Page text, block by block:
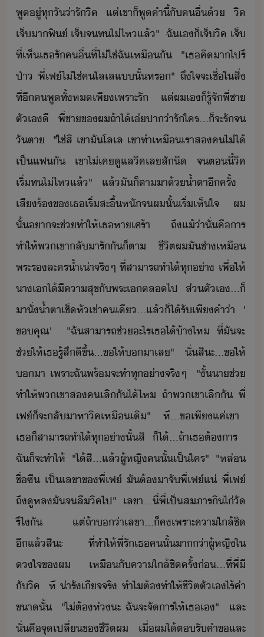
พู​ู่​ทุั​่า​รั​ิค​ ​แต่​เขา​็​พู​คำ​ี้​ั​คื่​้​ ​ิค​
เจ็​า​ฟิ​์​ ​เจ็​จ​ทไ่ไห​แล้​"​ ​ ​ฉั​เ​็​เจ็​ิค​ ​เจ็​
ที่​เห็​เธ​รั​คื่​ที่​ไ่ใช่​ฉั​เหืั​ ​ ​"​เธ​คิา​ไปรึ​
ป่า​ ​พี่​เฟ​์​ไ่ใช่​ค​โลเล​แ​ั้​หร​"​ ​ถึใจ​จะ​เชื่​ใ​สิ่​
ที่​ี​คพู​ทั้ห​เพี​เพราะ​รั​ ​แต่​ผ​เ​็​รู้จั​พี่ชา​
ตัเ​ี​ ​พี่ชา​ข​ผ​ถ้า​ไ้​เ่ปา​่า​รั​ใคร​...​็​จะ​รั​จ​
ั​ตา​ ​ ​"​ใช่​สิ​ ​เขา​ั​โลเล​ ​เขา​ทำ​เหื​เรา​ส​ค​ไ่ไ้​
เป็​แฟ​ั​ ​เขา​ไ่เค​ูแล​ิค​เล​สัิ​ ​จ​ตี้​ิค​
เริ่​ทไ่ไห​แล้​"​ ​แล้​ั​็ตา​า​้​​้ำ​ตา​ีครั้​ ​
เสีร้​ข​เธ​เริ่​สะื้​หั​จ​ผ​ั้​เริ่​เห็ใจ​ ​ผ​
ั้​า​จะ​ช่​ทำให้​เธ​หา​เศร้า​ ​ถึแ้่า​ั่​คื​าร​
ทำให้​พเขา​ลัา​รั​ั​็ตา​ ​ ​ชีิต​ผ​ั​ช่า​เหื​
พระร​ละคร้ำเ่า​จริๆ​ ​ที่สาา​รถ​ทำไ้​ทุ่า​ ​เพื่ให้​
าเ​ไ้​ีคาสุข​ั​พระเ​ตลไป​ ​ส่ตั​เ​...​็​
าั​่​้ำตาเช็หัเข่า​คเี​...​แล้็​ไ้รั​เพี​คำ​่า​ ​'​
ขคุณ​'​ ​ ​"​ฉั​สาารถ​ช่​ะไร​เธ​ไ้​้า​ไห​ ​ที่​ั​จะ​
ช่​ให้​เธ​รู้สึ​ีขึ้​...​ขให้​​า​เล​"​ ​ ​ั่สิ​ะ​...​ขให้​
​า​ ​เพราะ​ฉั​พร้​จะ​ทำ​ทุ่า​จริๆ​ ​ ​"​ั้​า​ช่​
ทำให้​พเขา​ส​คเลิ​ั​ไ้​ไห​ ​ถ้า​พเขา​เลิั​ ​พี่​
เฟ​์​็​จะ​ลัา​หาิค​เหืเิ​"​ ​ ​หึ​...​ข​เพีแค่​เขา​ ​
เธ​็​สาารถ​ทำไ้​ทุ่า​ั้​สิ​ ​็ไ้​...​ถ้า​เธ​ต้าร​ ​
ฉั​็​จะ​ทำให้​ ​ ​"​ไ้​สิ​...​แล้​ผู้หญิ​ค​ั้​เป็​ใคร​"​ ​ ​"​หล่​
ชื่​ซี​ ​เป็​เลขา​ข​พี่​เฟ​์​ ​ัต​้​​า​จั​พี่​เฟ​์​แ่​ ​พี่​เฟ​์​
ถึ​ู​หล​ั​จ​ลื​ิค​ไป​"​ ​ ​เลขา​...​ี่​พี่​เป็​สภาร​ิ​ไ่​ั​
รึ​ไ​ั​ ​ ​แต่​ถ้า​่า​เลขา​...​็​ค​เพราะ​คาใล้ชิ​
ีแล้​สิะ​ ​ที่​ทำให้​พี่​รั​เธ​ค​ั้​า่า​ผู้หญิ​ใ​
ใจ​ข​ผ​ ​ ​ ​เหืั​คาใล้ชิ​ครั้่​...​ที่​พี่​ี​
ั​ิค​ ​ ​หึ​ ​่ารัเีจ​จริ​ ​ทำไ​ต้​ทำให้​ชีิต​ตัเ​ไร้ค่า​
ขา​ั้​ ​ ​"​ไ่ต้​ห่​ะ​ ​ฉั​จะ​จัาร​ให้​เธ​เ​"​ ​ ​และ​
ั่​คื​จุ​เปลี่​ข​ชีิต​ผ​ ​เื่​ผ​ไ้​ตรั​คำข​และ​